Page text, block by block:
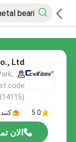
Ltd.
code
5.0
الان